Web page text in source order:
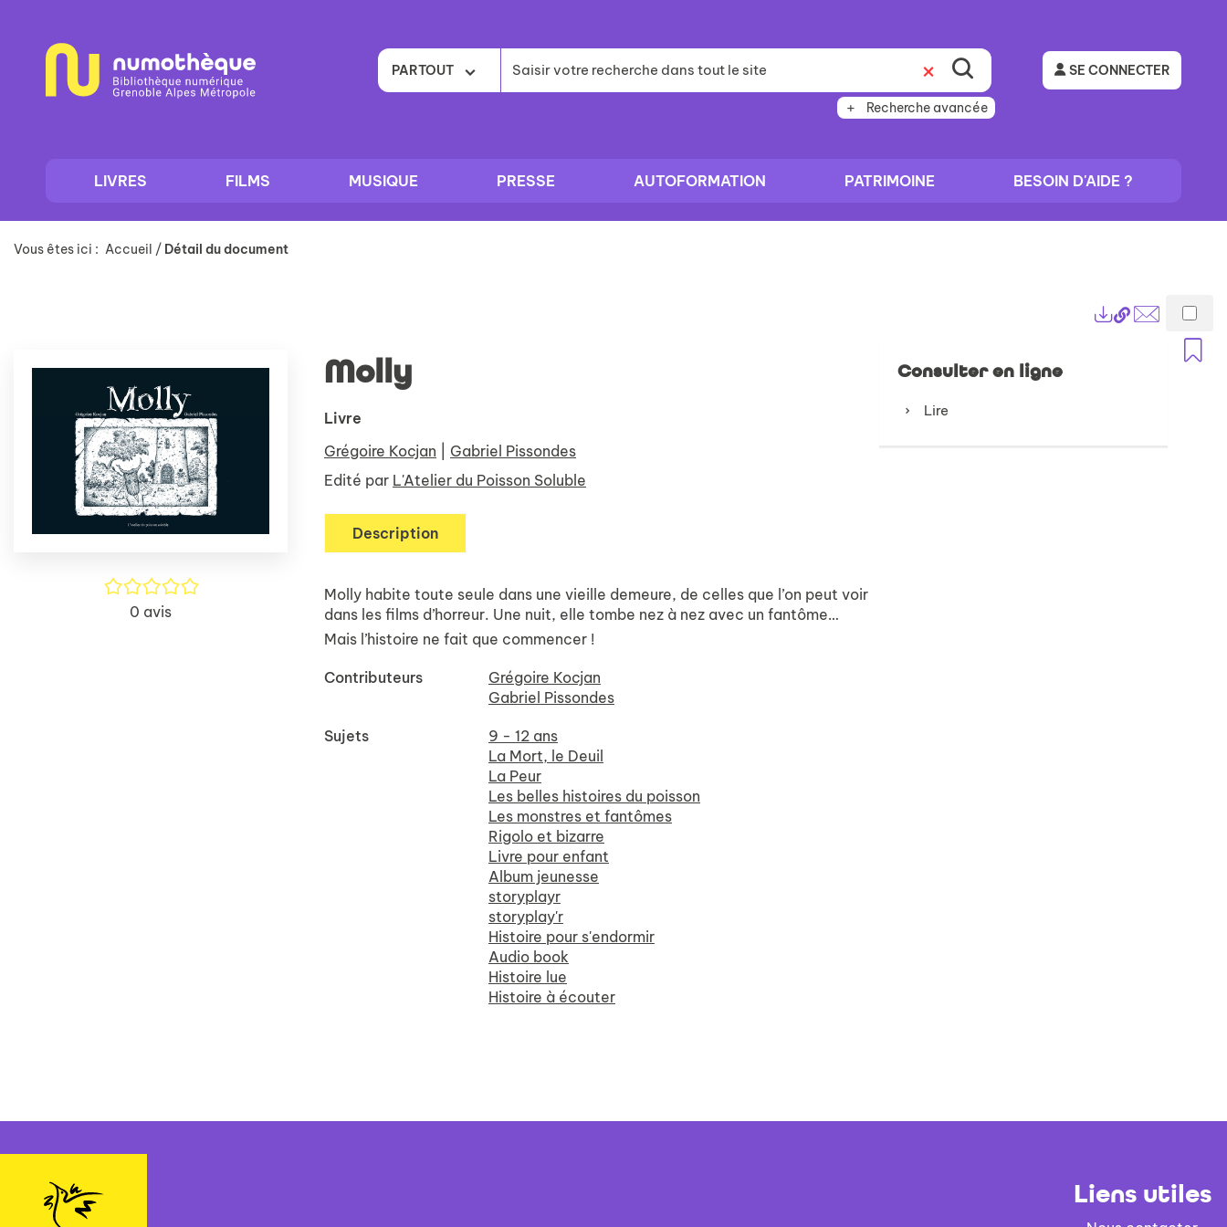
contenu
PARTOUT
Recherche avancée
SE CONNECTER
LIVRES FILMS MUSIQUE PRESSE AUTOFORMATION PATRIMOINE BESOIN D'AIDE ?
Vous êtes ici : Accueil / Détail du document
Lien
permanent
(Nouvelle
Envoyer
/5
0 avis
Molly
Livre
Grégoire Kocjan
Gabriel Pissondes
Edité par L'Atelier du Poisson Soluble
Description
Molly habite toute seule dans une vieille demeure, de celles que l’on peut voir
dans les films d’horreur. Une nuit, elle tombe nez à nez avec un fantôme…
Mais l’histoire ne fait que commencer !
Contributeurs
Grégoire Kocjan
Gabriel Pissondes
Sujets
9 - 12 ans
La Mort, le Deuil
La Peur
Les belles histoires du poisson
Les monstres et fantômes
Rigolo et bizarre
Livre pour enfant
Album jeunesse
storyplayr
storyplay'r
Histoire pour s'endormir
Audio book
Histoire lue
Histoire à écouter
Consulter en ligne
Lire
Liens utiles